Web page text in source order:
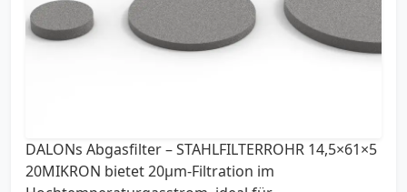
DALONs Abgasfilter – STAHLFILTERROHR 14,5×61×5
20MIKRON bietet 20µm-Filtration im